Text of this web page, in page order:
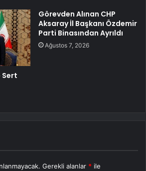
Sert
Görevden Alınan CHP
Aksaray İl Başkanı Özdemir
Parti Binasından Ayrıldı
Ağustos 7, 2026
Gerekli alanlar * ile